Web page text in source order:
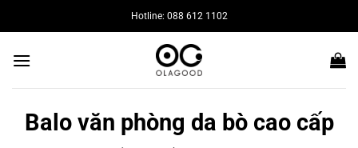
qua
dung
Hotline: 088 612 1102
Balo văn phòng da bò cao cấp